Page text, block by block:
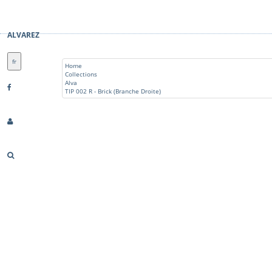
ALVAREZ
fr
Home
Collections
Alva
TIP 002 R - Brick (Branche Droite)